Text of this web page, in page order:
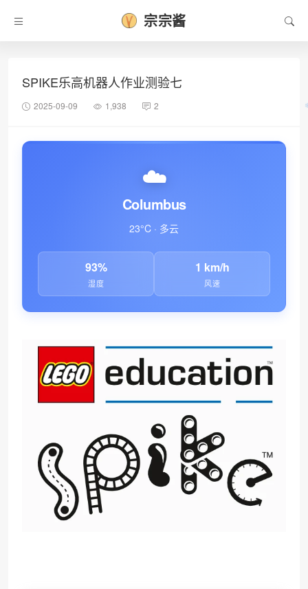
宗宗酱
SPIKE乐高机器人作业测验七
2025-09-09 1,938 2
☁️
Columbus
23°C · 多云
93%
湿度
1 km/h
风速